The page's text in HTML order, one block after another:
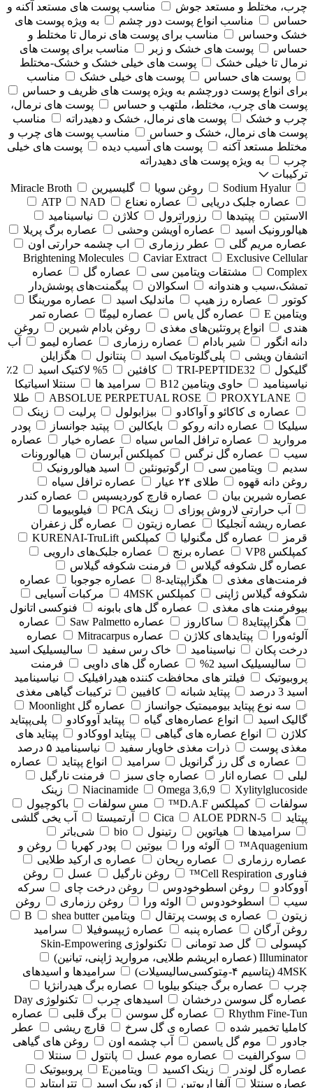
چرب، مختلط و مستعد جوش
مناسب پوست های مستعد آکنه و
حساس
مناسب انواع پوست دور چشم
به ویژه پوست های
خشک وحساس
مناسب برای پوست های نرمال تا مختلط و
حساس
پوست های خشک و زبر
مناسب برای پوست های
نرمال تا خیلی خشک
پوست های خیلی خشک و خشک-مختلط
پوست های حساس
پوست های خیلی خشک
مناسب
برای انواع پوست دورچشم به ویژه پوست های ظریف و حساس
پوست های چرب، مختلط، ملتهب و حساس
پوست های نرمال،
چرب و خشک
پوست های نرمال، خشک و دهیدراته
مناسب
پوست های نرمال، خشک و حساس
مناسب پوست های چرب و
مختلط مستعد آکنه
پوست های آسیب دیده
پوست های خیلی
چرب
به ویژه پوست های دهیدراته
ترکیبات
Sodium Hyalur
روغن سویا گلیسیرین
Miracle Broth
عصاره جلبک دریایی
عصاره نعناع ATP
NAD
الاستین
پپتیدها رزوراترول کلاژن
⁠نیاسینامید
هیالورونیک اسید
عصاره آویشن وحشی
عصاره برگ پریلا
عصاره مریم گلی
عطر رزماری
اب چشمه حرارتی اون
Brightening Molecules
Caviar Extract
Exclusive Cellular
Complex
مشتقات ویتامین سی عصاره گل
عصاره
تمشک،سیب و هندوانه
اسکوالان
پیگمنت‌های پوشش‌دار
کوتور
عصاره رز هیپ ماندلیک اسید
عصاره مورینگا
ویتامین E
عصاره گل یاس عصاره لیمِتّا
عصاره تمر
هندی
انواع پروتئین‌های مغذی روغن بادام شیرین
روغن
دانه انگور
شیر بادام عصاره رزماری عصاره لیمو
آب
اتشفان ویشی
پلی‌گلوتامیک اسید پنتانول
هگزایلن
گلیکول
TRI-PEPTIDE32 کافئین 5% لاکتیک اسید
2٪
نیاسینامید
حاوی ویتامین B12 سرامید ها
سنتلا اسیاتیکا
ABSOLUE PERPETUAL ROSE
PROXYLANE
طلا
عصاره ی کاکائو و آواکادو
بیزابولول پرلیت
زینک
سیلیکا
عصاره دانه روکو بایکالین پپتید جوانساز
پودر
مروارید
عصاره ترافل الماس سیاه عصاره خیار
عصاره
سیب
عصاره گل نرگس کمپلکس آبرسان
هیالورونات
سدیم
ویتامین سی ارگوتیونئین
اسید هیالورونیک
روغن دانه قهوه
طلای ۲۴ عیار
عصاره ترافل سیاه
عصاره شیرین بیان
عصاره قارچ کوردیسپس
عصاره کندر
آب حرارتی لاروش پوزای
زینک PCA
فیلوبیوما
عصاره ریشه آنجلیکا
عصاره زیتون
عصاره گل زعفران
قرمز
عصاره گل مگنولیا
کمپلکس KURENAI-TruLift
کمپلکس VP8
عصاره برنج
عصاره جلبک‌های دارویی
عصاره گل شکوفه گیلاس
فرمنت شکوفه گیلاس
فرمنت‌های مغذی
هگزاپپتاید-8 عصاره جوجوبا
عصاره
شکوفه گیلاس ژاپنی
کمپلکس 4MSK
مرکبات آسیایی
بیوفرمنت های مغذی
عصاره گل های بابونه
فنوکسی اتانول
هگزاپپتاید8
ساکاروز عصاره Saw Palmetto
عصاره
آلوئه‌ورا
پپتایدهای کلاژن عصاره Mitracarpus
عصاره
درخت پکان
نیاسینامید خاک رس سفید
سالیسیلیک اسید
سالیسیلیک اسید 2%
عصاره گل های داویی
فرمنت
پروبیوتیک
فیلتر های محافظت کننده هیدرافیلیک
نیاسینامید
اسید 3 درصد
پپتاید شبانه کافیین
ترکیبات گیاهی مغذی
سه نوع پپتاید بیومیمتیک جوانساز
عصاره گل Moonlight
گالیک اسید
انواع عصاره‌های گیاه پپتاید آووکادو
پلی‌پپتاید
کلاژن
انواع عصاره های گیاهی پپتاید اووکادو
پپتاید های
مغذی پوست
ذرات مغذی خاویار سفید
نیاسینامید ۵ درصد
عصاره ی گل رز گرانویل
سرامید انواع پپتاید
عصاره
لیلی
عصاره انار عصاره چای سبز
فرمنت نارگیل
Niacinamide
Omega 3,6,9 Xylitylglucoside
زینک
سولفات
کمپلکس D.A.F™ مس سولفات
باکوچیول
پپتاید
5-Cica
ALOE PDRN آرتمیستا
آب یخی گلشی
سرامیدها
هیاتوین رتینول bio
شی‌باتر
Aquagenium™
آلوئه ورا بیوتین پودر کهربا
روغن و
عصاره رزماری
عصاره ریحان
عصاره ی ارکید طلایی
فناوری Cell Respiration™
روغن نارگیل عسل
روغن
آووکادو
روغن اسطوخودوس روغن درخت چای
سرکه
سیب
اسطوخودوس الوئه ورا روغن رزماری
روغن
زیتون
عصاره ی پوست پرتقال ویتامین Bshea butter
روغن آرگان
عصاره پنبه عصاره ژیپسوفیلا
سرامید
کپسولی
گل صد تومانی
تکنولوژی Skin-Empowering
Illuminator (عصاره ابریشم طلایی، مروارید ژاپنی، تیانین)
4MSK (پتاسیم ۴‑مِتوکسی‌سالیسیلات)
سرامیدها و اسیدهای
چرب
عصاره برگ جینکو بیلوبا
عصاره برگ هیدرانژیا
عصاره گل سوسن درخشان
اسیدهای چرب
تکنولوژی Day
Rhythm Fine‑Tun
عصاره گل سوسن برگ قلبی
عصاره
کاملیا تخمیر شده
عصاره ی گل سرخ قارچ ریشی
عطر
جادور
موم گل یاسمن آب چشمه اون
روغن های گیاهی
سوکرالفیت
عصاره موم عسل پانتول
سنتلا
عصاره گل لوندر
زینک اکسید ویتامینE
پروبیوتیک
عصاره سنتلا
آلفا اربوتین ازکوربیک اسید تتراپپتاید